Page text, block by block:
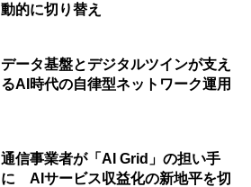
動的に切り替え
データ基盤とデジタルツインが支え
るAI時代の自律型ネットワーク運用
通信事業者が「AI Grid」の担い手
に AIサービス収益化の新地平を切